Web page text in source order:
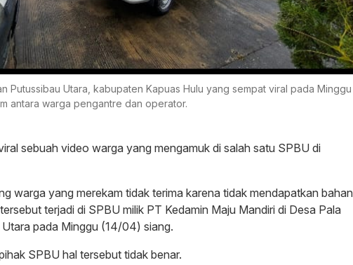
Putussibau Utara, kabupaten Kapuas Hulu yang sempat viral pada Minggu
antara warga pengantre dan operator.
sebuah video warga yang mengamuk di salah satu SPBU di
warga yang merekam tidak terima karena tidak mendapatkan bahan
terjadi di SPBU milik PT Kedamin Maju Mandiri di Desa Pala
pada Minggu (14/04) siang.
SPBU hal tersebut tidak benar.